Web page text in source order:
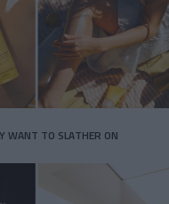
WANT TO SLATHER ON